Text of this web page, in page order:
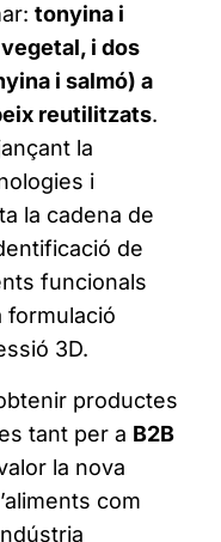
tonyina i
i dos
i salmó) a
reutilitzats.
la
i
la cadena de
de
funcionals
formulació
3D.
productes
tant per a B2B
la nova
com